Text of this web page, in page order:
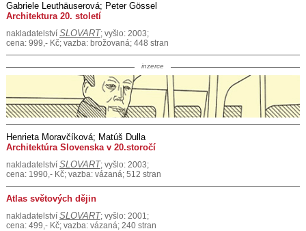
Gabriele Leuthäuserová; Peter Gössel
Architektura 20. století
nakladatelství SLOVART; vyšlo: 2003;
cena: 999,- Kč; vazba: brožovaná; 448 stran
inzerce
Henrieta Moravčíková; Matúš Dulla
Architektúra Slovenska v 20.storočí
nakladatelství SLOVART; vyšlo: 2003;
cena: 1990,- Kč; vazba: vázaná; 512 stran
Atlas světových dějin
nakladatelství SLOVART; vyšlo: 2001;
cena: 499,- Kč; vazba: vázaná; 240 stran